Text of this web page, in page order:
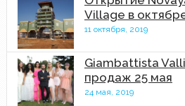
Village в
11 октября, 2019
Giambattista
продаж 25 мая
24 мая, 2019